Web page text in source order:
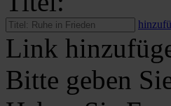
Link
Bitte geben